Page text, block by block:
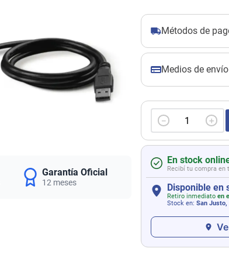
Garantía Oficial
12 meses
Métodos de
Medios de envío
＋
－
En stock
Recibí tu compra en
Disponible en
Retiro inmediato en
Stock en: San Justo,